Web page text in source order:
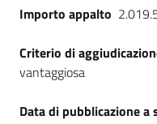
su
Importo appalto
Criterio di
vantaggiosa
Data di pubblicazione a